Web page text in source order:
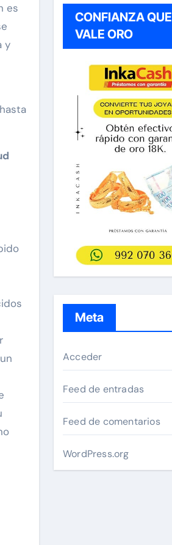
es
y
CONFIANZA QUE
VALE ORO
Meta
Acceder
Feed de entradas
Feed de comentarios
WordPress.org